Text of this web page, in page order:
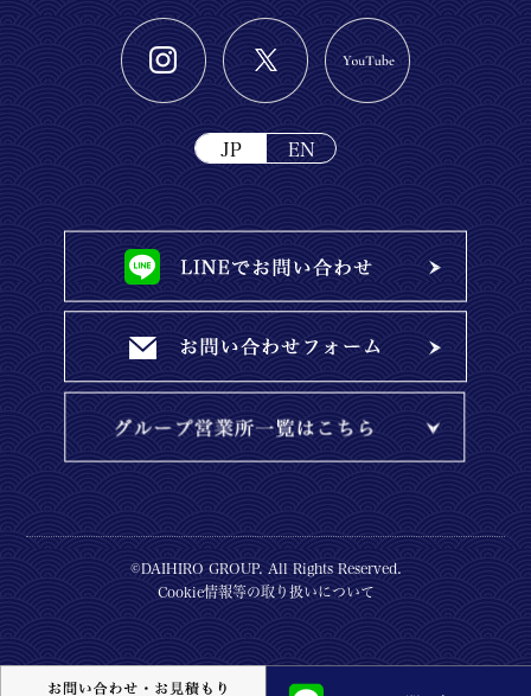
JP EN
©DAIHIRO GROUP. All Rights Reserved.
Cookie情報等の取り扱いについて